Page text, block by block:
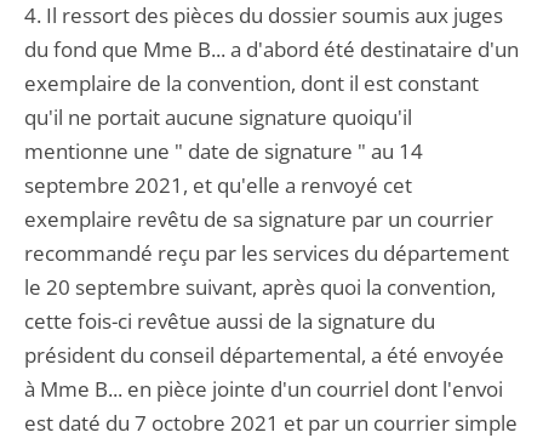
4. Il ressort des pièces du dossier soumis aux juges
du fond que Mme B... a d'abord été destinataire d'un
exemplaire de la convention, dont il est constant
qu'il ne portait aucune signature quoiqu'il
mentionne une " date de signature " au 14
septembre 2021, et qu'elle a renvoyé cet
exemplaire revêtu de sa signature par un courrier
recommandé reçu par les services du département
le 20 septembre suivant, après quoi la convention,
cette fois-ci revêtue aussi de la signature du
président du conseil départemental, a été envoyée
à Mme B... en pièce jointe d'un courriel dont l'envoi
est daté du 7 octobre 2021 et par un courrier simple